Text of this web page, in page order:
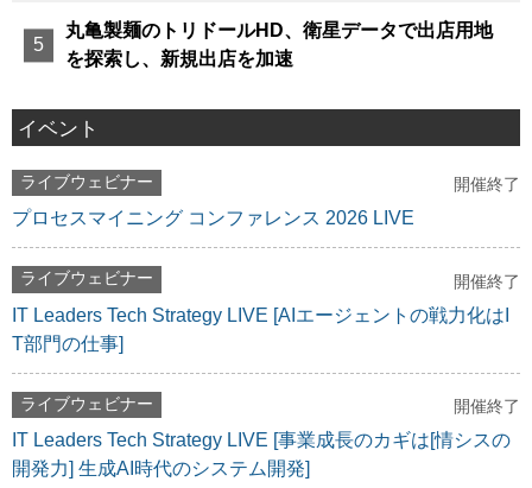
丸亀製麺のトリドールHD、衛星データで出店用地
を探索し、新規出店を加速
イベント
ライブウェビナー 開催終了
プロセスマイニング コンファレンス 2026 LIVE
ライブウェビナー 開催終了
IT Leaders Tech Strategy LIVE [AIエージェントの戦力化はI
T部門の仕事]
ライブウェビナー 開催終了
IT Leaders Tech Strategy LIVE [事業成長のカギは[情シスの
開発力] 生成AI時代のシステム開発]